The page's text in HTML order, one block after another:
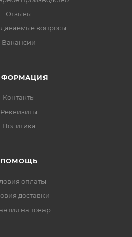
Отзывы
вопросы
Вакансии
Контакты
Реквизиты
Политика
ПОМОЩЬ
оплаты
доставки
на товар